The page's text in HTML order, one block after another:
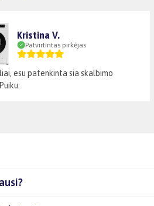
Kristina V.
Patvirtintas pirkėjas
esu patenkinta sia skalbimo